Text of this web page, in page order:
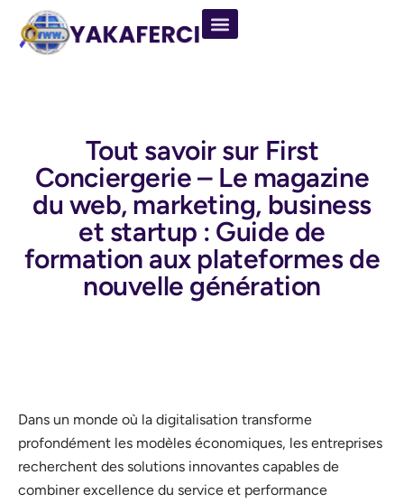
Tout savoir sur First
Conciergerie – Le magazine
du web, marketing, business
et startup : Guide de
formation aux plateformes de
nouvelle génération
Dans un monde où la digitalisation transforme
profondément les modèles économiques, les entreprises
recherchent des solutions innovantes capables de
combiner excellence du service et performance